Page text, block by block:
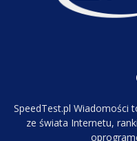
SpeedTest.pl Wiadomości
ze świata Internetu,